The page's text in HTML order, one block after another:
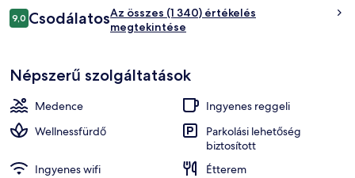
Értékelések
9,09,0 ennyiből: 10
CsodálatosAz összes (1 340) értékelés
megtekintése
Népszerű szolgáltatások
Medence
Ingyenes reggeli
Wellnessfürdő
Parkolási lehetőség
biztosított
Ingyenes wifi
Étterem